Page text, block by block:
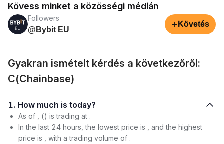
Kövess minket a közösségi médián
Followers
@Bybit EU
+ Követés
Gyakran ismételt kérdés a következőről:
C(Chainbase)
1. How much is today?
As of , () is trading at .
In the last 24 hours, the lowest price is , and the highest
price is , with a trading volume of .